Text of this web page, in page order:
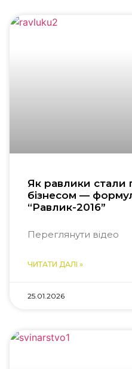
Як равлики стали
бізнесом —
“Равлик-2016”
Переглянути відео
ЧИТАТИ ДАЛІ »
25.01.2026